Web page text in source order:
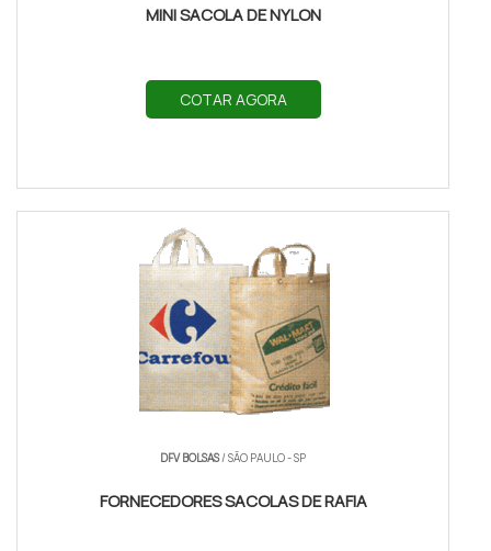
MINI SACOLA DE NYLON
COTAR AGORA
DFV BOLSAS/ SÃO PAULO - SP
FORNECEDORES SACOLAS DE RAFIA